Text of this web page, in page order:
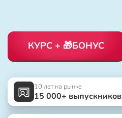
КУРС + 🎁БОНУС
10 лет на рынке
15 000+ выпускников